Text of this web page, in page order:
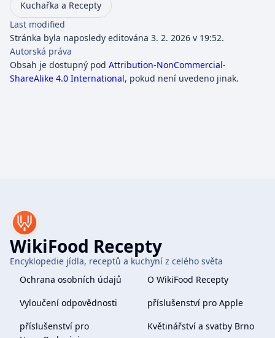
Kuchařka a Recepty
Last modified
Stránka byla naposledy editována 3. 2. 2026 v 19:52.
Autorská práva
Obsah je dostupný pod Attribution-NonCommercial-
ShareAlike 4.0 International, pokud není uvedeno jinak.
WikiFood Recepty
Encyklopedie jídla, receptů a kuchyní z celého světa
Ochrana osobních údajů
O WikiFood Recepty
Vyloučení odpovědnosti
příslušenství pro Apple
příslušenství pro
Květinářství a svatby Brno